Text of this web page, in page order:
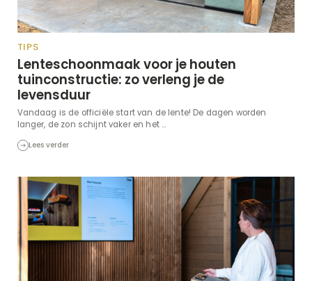
TIPS
Lenteschoonmaak voor je houten
tuinconstructie: zo verleng je de
levensduur
Vandaag is de officiële start van de lente! De dagen worden
langer, de zon schijnt vaker en het ...
Lees verder